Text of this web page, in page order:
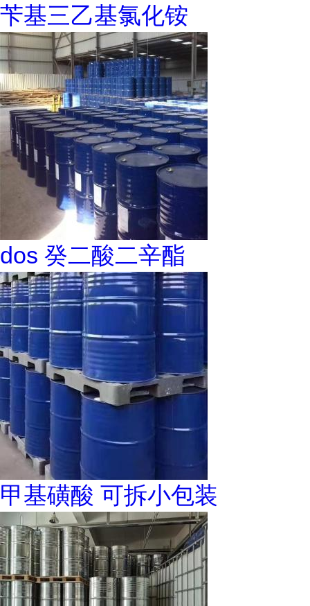
苄基三乙基氯化铵
dos 癸二酸二辛酯
甲基磺酸 可拆小包装